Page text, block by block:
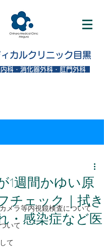
カルクリニック目黒
科・消化器外科・肛門外科
メラ等内視鏡検査について
いて
て
1週間かゆい原
チェック｜拭き
・感染症など医